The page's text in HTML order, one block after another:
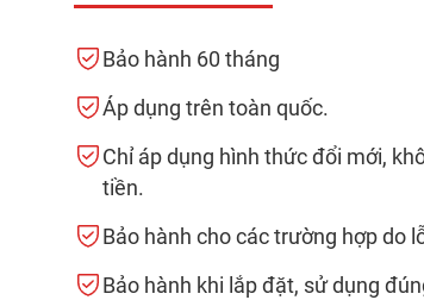
Bảo hành 60 tháng
Áp dụng trên toàn quốc.
Chỉ áp dụng hình thức đổi mới,
tiền.
Bảo hành cho các trường hợp do
Bảo hành khi lắp đặt, sử dụng